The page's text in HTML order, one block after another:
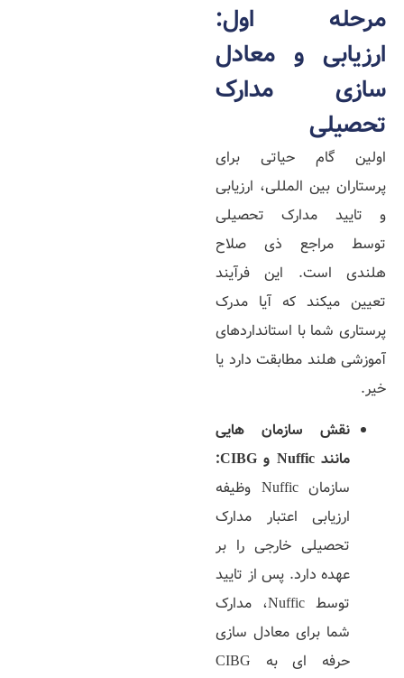
مرحله اول:
ارزیابی و معادل‌
سازی مدارک
تحصیلی
اولین گام حیاتی برای
پرستاران بین‌ المللی، ارزیابی
و تایید مدارک تحصیلی
توسط مراجع ذی‌ صلاح
هلندی است. این فرآیند
تعیین میکند که آیا مدرک
پرستاری شما با استانداردهای
آموزشی هلند مطابقت دارد یا
خیر.
نقش سازمان‌ هایی
مانندNuffic وCIBG:
سازمان Nuffic وظیفه
ارزیابی اعتبار مدارک
تحصیلی خارجی را بر
عهده دارد. پس از تایید
توسط Nuffic، مدارک
شما برای معادل‌ سازی
حرفه‌ ای به CIBG